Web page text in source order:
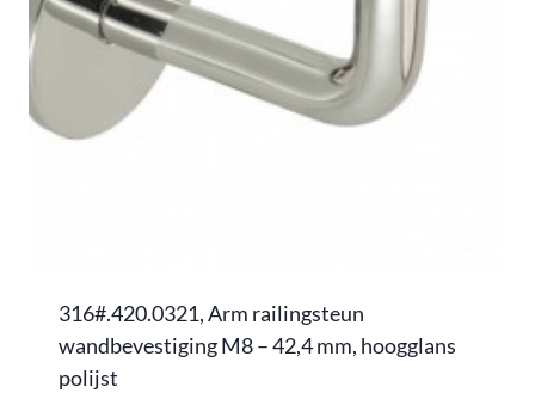
316#.420.0321, Arm railingsteun
wandbevestiging M8 – 42,4 mm, hoogglans
polijst